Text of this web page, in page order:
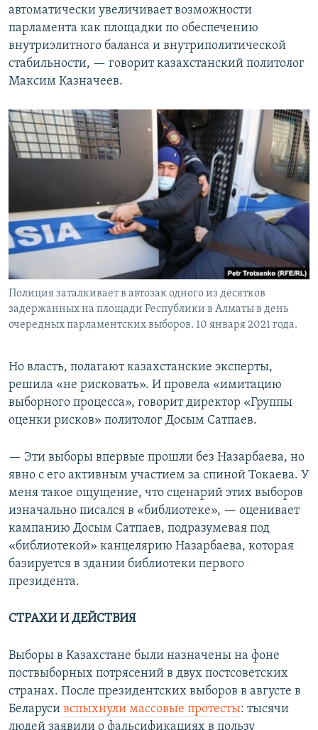
автоматически увеличивает возможности
парламента как площадки по обеспечению
внутриэлитного баланса и внутриполитической
стабильности, — говорит казахстанский политолог
Максим Казначеев.
Полиция заталкивает в автозак одного из десятков
задержанных на площади Республики в Алматы в день
очередных парламентских выборов. 10 января 2021 года.
Но власть, полагают казахстанские эксперты,
решила «не рисковать». И провела «имитацию
выборного процесса», говорит директор «Группы
оценки рисков» политолог Досым Сатпаев.
— Эти выборы впервые прошли без Назарбаева, но
явно с его активным участием за спиной Токаева. У
меня такое ощущение, что сценарий этих выборов
изначально писался в «библиотеке», — оценивает
кампанию Досым Сатпаев, подразумевая под
«библиотекой» канцелярию Назарбаева, которая
базируется в здании библиотеки первого
президента.
СТРАХИ И ДЕЙСТВИЯ
Выборы в Казахстане были назначены на фоне
поствыборных потрясений в двух постсоветских
странах. После президентских выборов в августе в
Беларуси вспыхнули массовые протесты: тысячи
людей заявили о фальсификациях в пользу